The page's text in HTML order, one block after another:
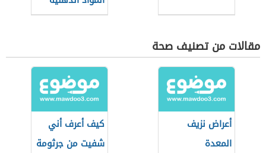
مقالات من تصنيف صحة
أعراض نزيف
المعدة
كيف أعرف أني
شفيت من جرثومة